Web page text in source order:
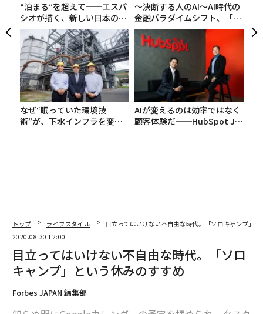
“泊まる”を超えて──エスパ
シオが描く、新しい日本のラ
グジュアリー（前編）
〜決断する人のAI〜AI時代の
金融パラダイムシフト、「超
個別化」の核心 【MUFG×ウ
ェルスナビ×PwC】
なぜ“眠っていた環境技
術”が、下水インフラを変え
AIが変えるのは効率ではなく
顧客体験だ──HubSpot Ja
トップ ライフスタイル
目立ってはいけない不自由な時代。「ソロキャンプ」
2020.08.30 12:00
目立ってはいけない不自由な時代。「ソロ
キャンプ」という休みのすすめ
Forbes JAPAN 編集部